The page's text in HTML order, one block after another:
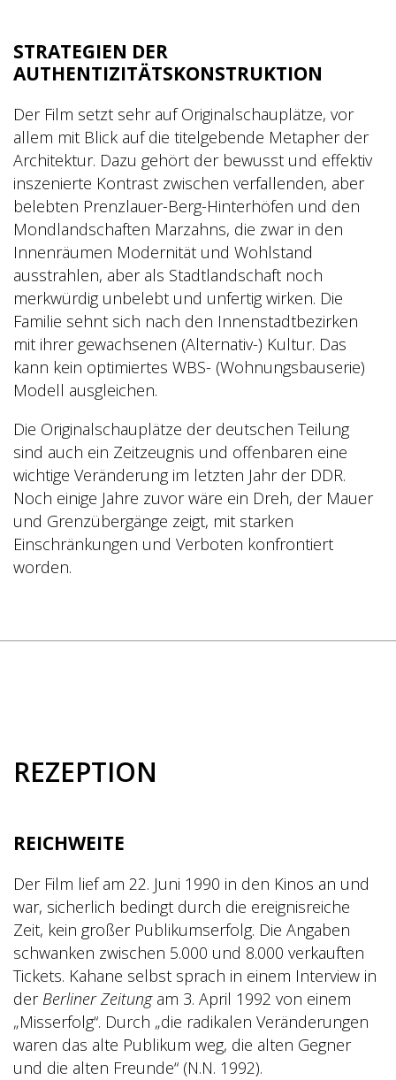
STRATEGIEN DER
AUTHENTIZITÄTSKONSTRUKTION
Der Film setzt sehr auf Originalschauplätze, vor
allem mit Blick auf die titelgebende Metapher der
Architektur. Dazu gehört der bewusst und effektiv
inszenierte Kontrast zwischen verfallenden, aber
belebten Prenzlauer-Berg-Hinterhöfen und den
Mondlandschaften Marzahns, die zwar in den
Innenräumen Modernität und Wohlstand
ausstrahlen, aber als Stadtlandschaft noch
merkwürdig unbelebt und unfertig wirken. Die
Familie sehnt sich nach den Innenstadtbezirken
mit ihrer gewachsenen (Alternativ-) Kultur. Das
kann kein optimiertes WBS- (Wohnungsbauserie)
Modell ausgleichen.
Die Originalschauplätze der deutschen Teilung
sind auch ein Zeitzeugnis und offenbaren eine
wichtige Veränderung im letzten Jahr der DDR.
Noch einige Jahre zuvor wäre ein Dreh, der Mauer
und Grenzübergänge zeigt, mit starken
Einschränkungen und Verboten konfrontiert
worden.
REZEPTION
REICHWEITE
Der Film lief am 22. Juni 1990 in den Kinos an und
war, sicherlich bedingt durch die ereignisreiche
Zeit, kein großer Publikumserfolg. Die Angaben
schwanken zwischen 5.000 und 8.000 verkauften
Tickets. Kahane selbst sprach in einem Interview in
der Berliner Zeitungam 3. April 1992 von einem
„Misserfolg“. Durch „die radikalen Veränderungen
waren das alte Publikum weg, die alten Gegner
und die alten Freunde“ (N.N. 1992).